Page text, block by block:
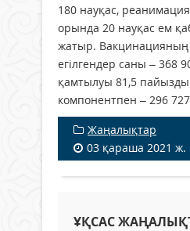
180 науқас,
орында 20 науқас ем
жатыр. Вакцинацияның
егілгендер саны – 368
қамтылуы 81,5 пайызды
компонентпен – 296
Жаңалықтар
03 қараша 2021 ж.
ҰҚСАС